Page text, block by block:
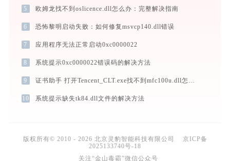
5 欧姆龙找不到oslicence.dll怎么办：完整解决指南
6 恐怖黎明启动失败：如何修复msvcp140.dll错误
7 应用程序无法正常启动0xc0000022
8 系统提示0xc0000022错误码的解决方法
9 证书助手 打开Tencent_CLT.exe找不到mfc100u.dll怎么办
10 系统提示缺失tk84.dll文件的解决方法
版权所有© 2010 - 2026 北京灵豹智能科技有限公司
京ICP备
2025133740号-18
关注“金山毒霸”微信公众号